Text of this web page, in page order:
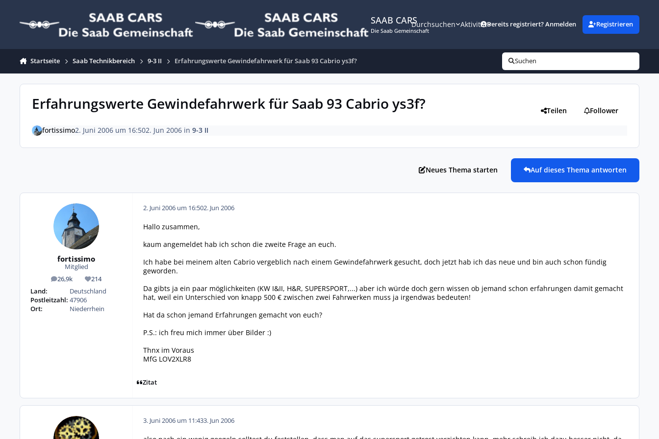
SAAB CARS
Die Saab Gemeinschaft
Durchsuchen AktivitätBereits registriert? Anmelden Registrieren
Startseite Saab Technikbereich 9-3 II Erfahrungswerte Gewindefahrwerk für Saab 93 Cabrio ys3f? Suchen
Erfahrungswerte Gewindefahrwerk für Saab 93 Cabrio ys3f? Teilen Follower
fortissimo2. Juni 2006 um 16:502. Jun 2006in 9-3 II
Neues Thema starten Auf dieses Thema antworten
fortissimo
Mitglied
26,9k
Beiträge 214
Reputation
Land:
Deutschland
Postleitzahl: 47906
Ort:
Niederrhein
2. Juni 2006 um 16:502. Jun 2006
Hallo zusammen,
kaum angemeldet hab ich schon die zweite Frage an euch.
Ich habe bei meinem alten Cabrio vergeblich nach einem Gewindefahrwerk gesucht, doch jetzt hab ich das neue und bin auch schon fündig
geworden.
Da gibts ja ein paar möglichkeiten (KW I&II, H&R, SUPERSPORT,...) aber ich würde doch gern wissen ob jemand schon erfahrungen damit gemacht
hat, weil ein Unterschied von knapp 500 € zwischen zwei Fahrwerken muss ja irgendwas bedeuten!
Hat da schon jemand Erfahrungen gemacht von euch?
P.S.: ich freu mich immer über Bilder :)
Thnx im Voraus
MfG LOV2XLR8
Zitat
3. Juni 2006 um 11:433. Jun 2006